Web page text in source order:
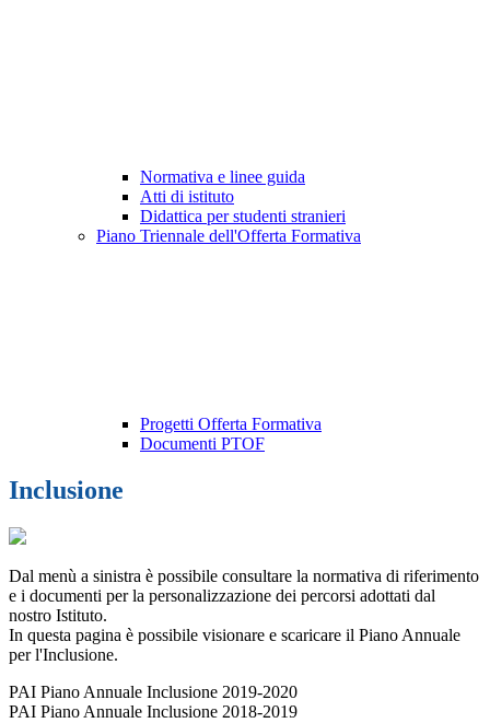
Normativa e linee guida
Atti di istituto
Didattica per studenti stranieri
Piano Triennale dell'Offerta Formativa
Progetti Offerta Formativa
Documenti PTOF
Inclusione
Dal menù a sinistra è possibile consultare la normativa di riferimento
e i documenti per la personalizzazione dei percorsi adottati dal
nostro Istituto.
In questa pagina è possibile visionare e scaricare il Piano Annuale
per l'Inclusione.
PAI Piano Annuale Inclusione 2019-2020
PAI Piano Annuale Inclusione 2018-2019